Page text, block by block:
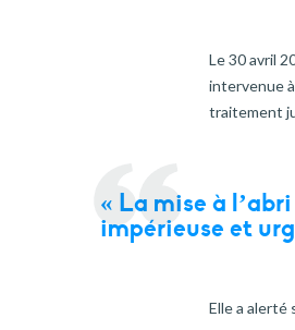
Le 30 avril
intervenue
traitement
« La mise à
impérieuse et
Elle a alerté